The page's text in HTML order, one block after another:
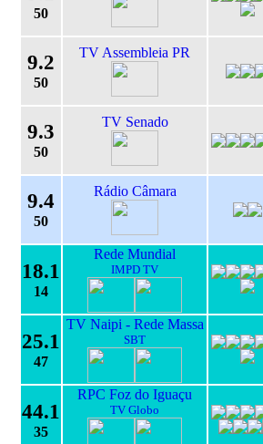
50
9.2
50
TV Assembleia PR
9.3
50
TV Senado
9.4
50
Rádio Câmara
18.1
14
Rede Mundial
IMPD TV
25.1
47
TV Naipi - Rede Massa
SBT
44.1
35
RPC Foz do Iguaçu
TV Globo